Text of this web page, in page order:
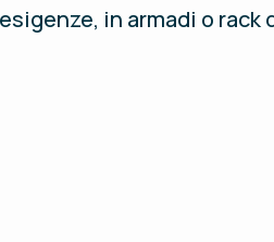
in armadi o rack